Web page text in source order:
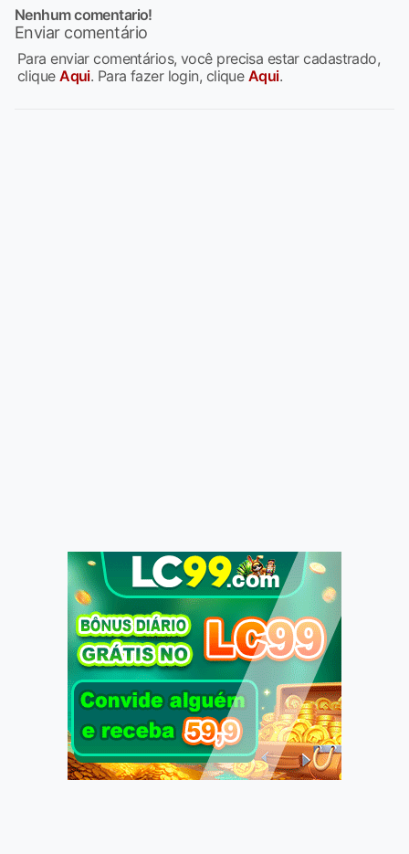
Nenhum comentario!
Enviar comentário
Para enviar comentários, você precisa estar cadastrado,
cliqueAqui. Para fazer login, clique Aqui.